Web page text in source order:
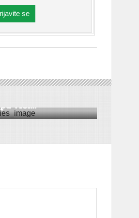
se
|KULTURA|SREMSKA MITROVICA
vrši...